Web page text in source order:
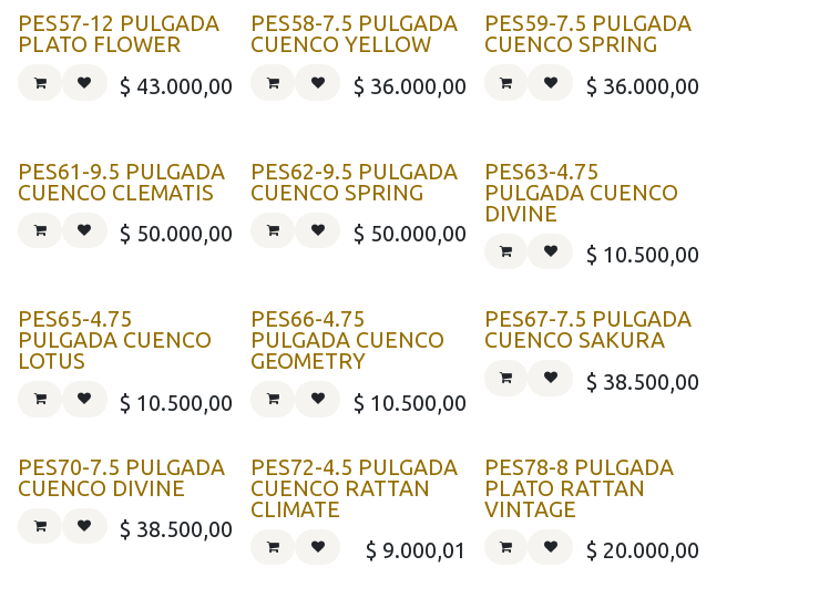
PES57-12 PULGADA
PLATO FLOWER
$ 43.000,00
PES58-7.5 PULGADA
CUENCO YELLOW
$ 36.000,00
PES59-7.5 PULGADA
CUENCO SPRING
$ 36.000,00
PES61-9.5 PULGADA
CUENCO CLEMATIS
$ 50.000,00
PES62-9.5 PULGADA
CUENCO SPRING
$ 50.000,00
PES63-4.75
PULGADA CUENCO
DIVINE
$ 10.500,00
PES65-4.75
PULGADA CUENCO
LOTUS
$ 10.500,00
PES66-4.75
PULGADA CUENCO
GEOMETRY
$ 10.500,00
PES67-7.5 PULGADA
CUENCO SAKURA
$ 38.500,00
PES70-7.5 PULGADA
CUENCO DIVINE
$ 38.500,00
PES72-4.5 PULGADA
CUENCO RATTAN
CLIMATE
$ 9.000,01
PES78-8 PULGADA
PLATO RATTAN
VINTAGE
$ 20.000,00